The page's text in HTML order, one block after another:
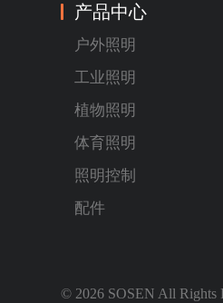
产品中心
户外照明
工业照明
植物照明
体育照明
照明控制
配件
© 2026 SOSEN All Rights